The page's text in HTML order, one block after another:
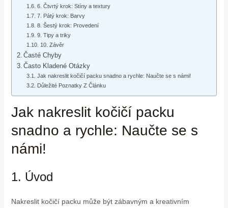
6. Čtvrtý krok: Stíny a textury
7. Pátý krok: Barvy
8. Šestý krok: Provedení
9. Tipy a triky
10. Závěr
Časté Chyby
Často Kladené Otázky
Jak nakreslit kočičí packu snadno a rychle: Naučte se s námi!
Důležité Poznatky Z Článku
Jak nakreslit kočičí packu
snadno a rychle: Naučte se s
námi!
1. Úvod
Nakreslit kočičí packu může být zábavným a kreativním